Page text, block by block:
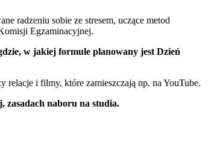
radzeniu sobie ze stresem, uczące metod
Egzaminacyjnej.
w jakiej formule planowany jest Dzień
i filmy, które zamieszczają np. na YouTube.
zasadach naboru na studia.